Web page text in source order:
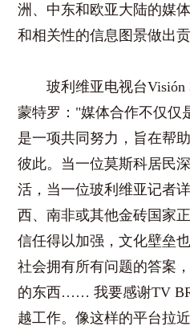
洲、中东和欧亚大陆的媒
和相关性的信息图景做出贡
玻利维亚电视台Visión
蒙特罗："媒体合作不仅仅
是一项共同努力，旨在帮
彼此。当一位莫斯科居民
活，当一位玻利维亚记者
西、南非或其他金砖国家
信任得以加强，文化壁垒
社会拥有所有问题的答案
的东西…… 我要感谢TV
越工作。像这样的平台拉